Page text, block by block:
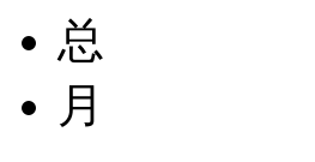
总
月